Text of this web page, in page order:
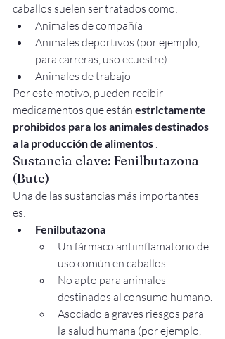
caballos suelen ser tratados como:
Animales de compañía
Animales deportivos (por ejemplo,
para carreras, uso ecuestre)
Animales de trabajo
Por este motivo, pueden recibir
medicamentos que están estrictamente
prohibidos para los animales destinados
a la producción de alimentos
Sustancia clave: Fenilbutazona
(Bute)
Una de las sustancias más importantes
es:
Fenilbutazona
Un fármaco antiinflamatorio de
uso común en caballos
No apto para animales
destinados al consumo humano.
Asociado a graves riesgos para
la salud humana (por ejemplo,